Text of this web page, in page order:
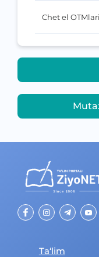
Chet el OTMlari
Ta‘lim